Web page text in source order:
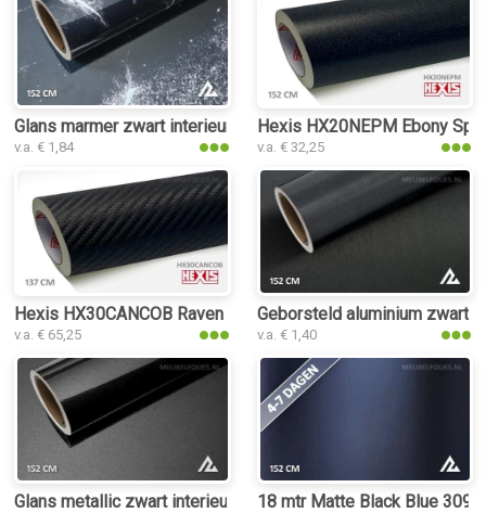
Glans marmer zwart interieurfolie
v.a. € 1,84
Hexis HX20NEPM Ebony
v.a. € 32,25
Hexis HX30CANCOB Raven Black Carbon interieurfolie
v.a. € 65,25
Geborsteld aluminium zwart
v.a. € 1,40
Glans metallic zwart interieurfolie18 mtr Matte Black Blue